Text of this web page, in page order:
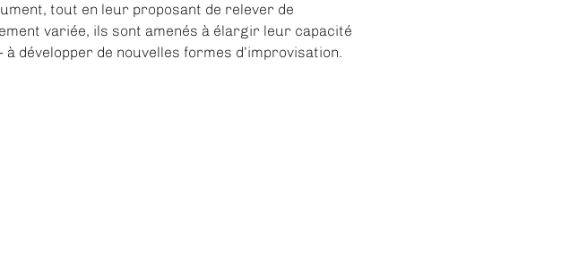
tout en leur proposant de relever de
variée, ils sont amenés à élargir leur capacité
développer de nouvelles formes d’improvisation.